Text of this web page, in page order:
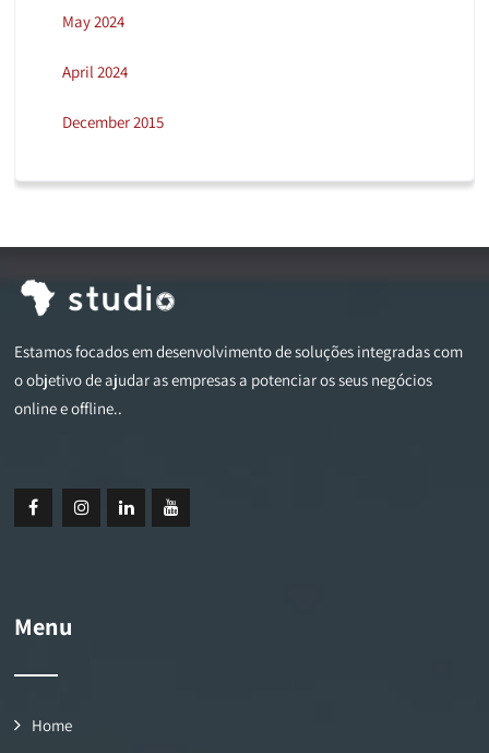
May 2024
April 2024
December 2015
Estamos focados em desenvolvimento de soluções integradas com
o objetivo de ajudar as empresas a potenciar os seus negócios
online e offline..
Menu
Home